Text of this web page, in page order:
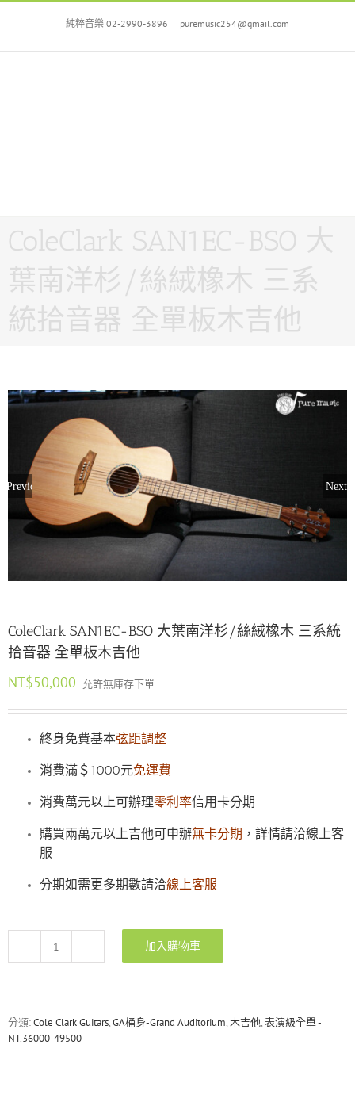
Skip
純粹音樂 02-2990-3896 | puremusic254@gmail.com
ColeClark SAN1EC-BSO 大
葉南洋杉/絲絨橡木 三系
統拾音器 全單板木吉他
Previous Next
ColeClark SAN1EC-BSO 大葉南洋杉/絲絨橡木 三系統
拾音器 全單板木吉他
NT$50,000 允許無庫存下單
終身免費基本弦距調整
消費滿＄1000元免運費
消費萬元以上可辦理零利率信用卡分期
購買兩萬元以上吉他可申辦無卡分期 ，詳情請洽線上客
服
分期如需更多期數請洽線上客服
ColeClark
葉
南
加入購物車
分類:Cole Clark Guitars,GA桶身-Grand Auditorium,木吉他,表演級全單 -
NT.36000-49500 -